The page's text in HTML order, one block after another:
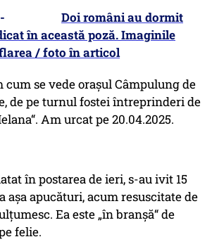
- Doi români au dormit
în această poză. Imaginile
/ foto în articol
cum se vede orașul Câmpulung de
de pe turnul fostei întreprinderi de
Am urcat pe 20.04.2025.
în postarea de ieri, s-au ivit 15
așa apucături, acum resuscitate de
Ea este „în branșă“ de
felie.